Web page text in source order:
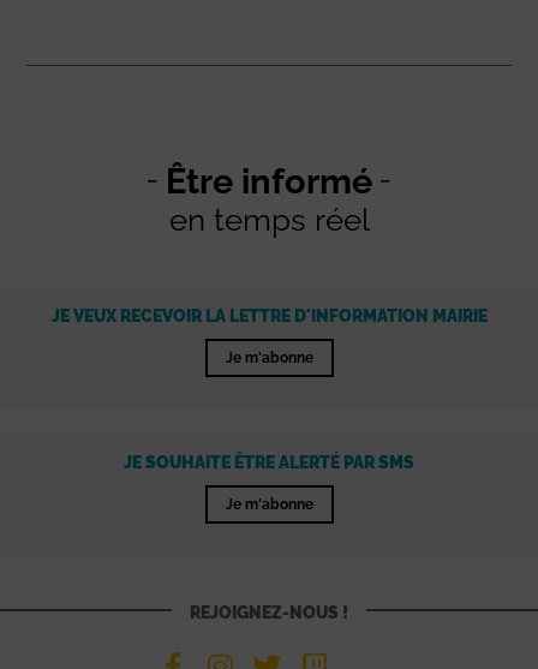
Être informé
en temps réel
JE VEUX RECEVOIR LA LETTRE D'INFORMATION MAIRIE
Je m'abonne
JE SOUHAITE ÊTRE ALERTÉ PAR SMS
Je m'abonne
REJOIGNEZ-NOUS !